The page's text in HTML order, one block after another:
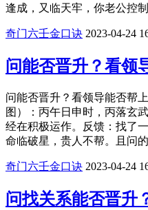
逢成，又临天牢，你老公控
奇门六壬金口诀 2023-04-24
问能否晋升？看领
问能否晋升？看领导能否帮
图）：丙午日申时，丙落玄
经在积极运作。反馈：找了
命临破星，贵人不帮。且问
奇门六壬金口诀 2023-04-24
问找关系能否晋升